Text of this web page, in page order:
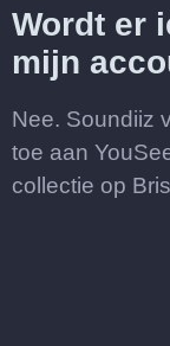
Wordt er
mijn
Nee. Soundiiz
toe aan
collectie op